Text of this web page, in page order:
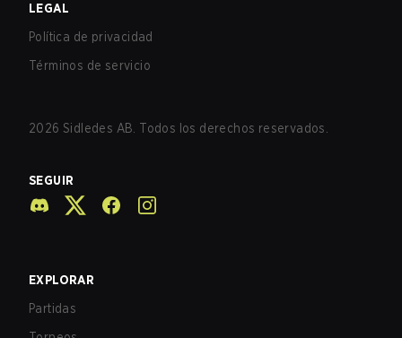
LEGAL
Política de privacidad
Términos de servicio
2026 Sidledes AB. Todos los derechos reservados.
SEGUIR
EXPLORAR
Partidas